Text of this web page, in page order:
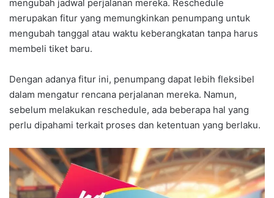
mengubah jadwal perjalanan mereka. Reschedule
merupakan fitur yang memungkinkan penumpang untuk
mengubah tanggal atau waktu keberangkatan tanpa harus
membeli tiket baru.
Dengan adanya fitur ini, penumpang dapat lebih fleksibel
dalam mengatur rencana perjalanan mereka. Namun,
sebelum melakukan reschedule, ada beberapa hal yang
perlu dipahami terkait proses dan ketentuan yang berlaku.